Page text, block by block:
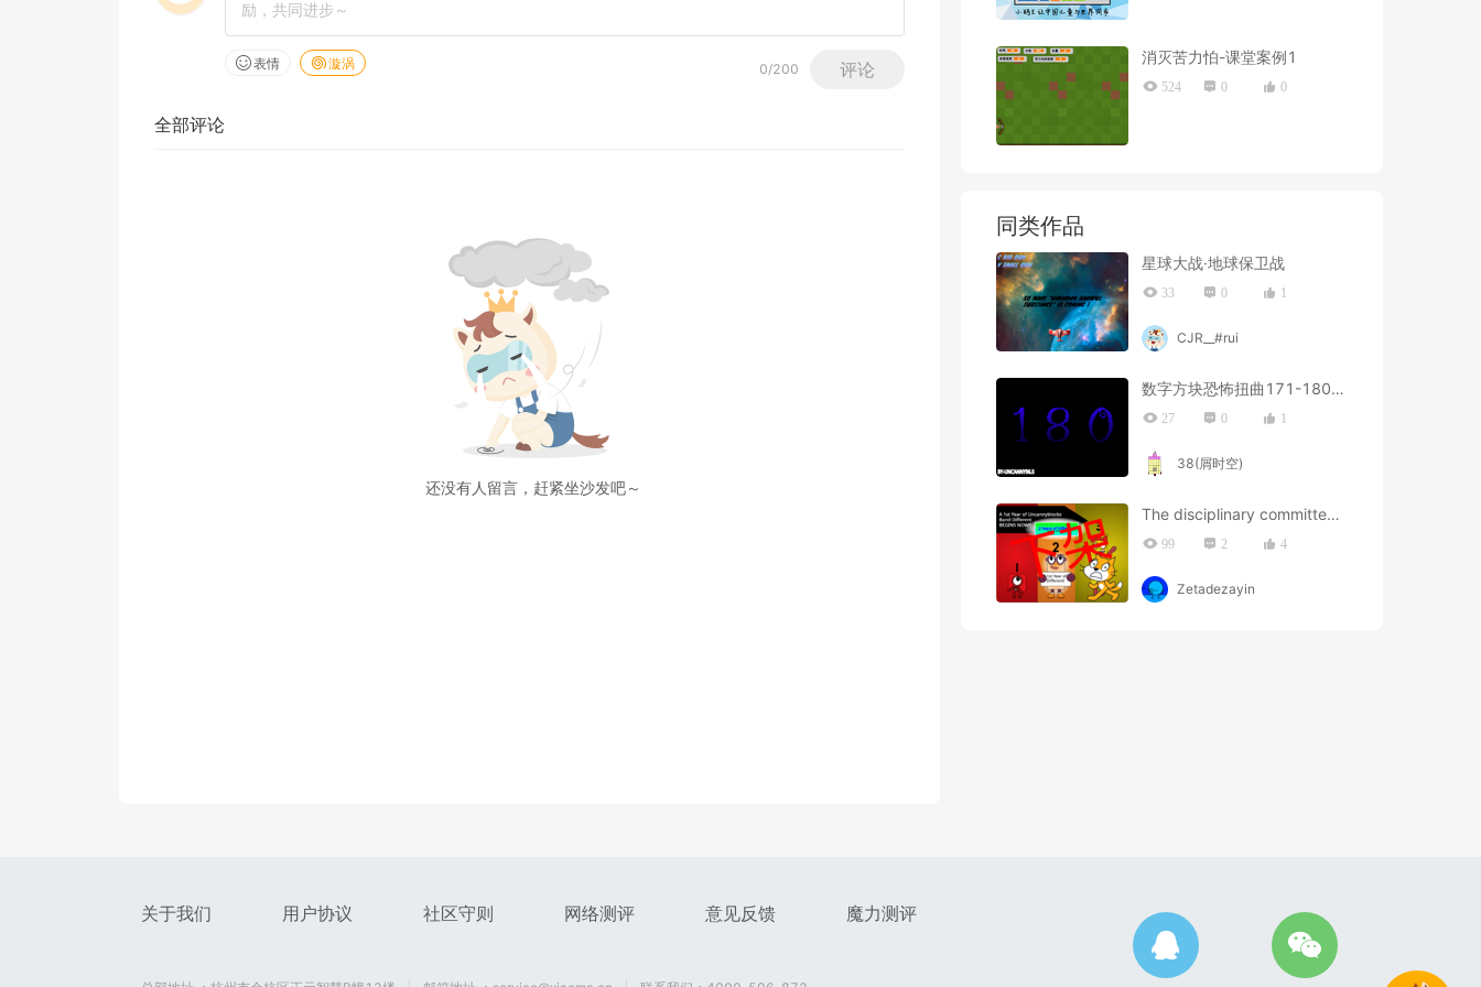
表情 漩涡 0/200 评论
全部评论
还没有人留言，赶紧坐沙发吧～
消灭苦力怕-课堂案例1
524 0 0
同类作品
星球大战·地球保卫战
33 0 1
CJR__#rui
数字方块恐怖扭曲171-180e-side
27 0 1
38(屑时空)
The disciplinary committee be li
99 2 4
Zetadezayin
关于我们 用户协议 社区守则 网络测评 意见反馈 魔力测评